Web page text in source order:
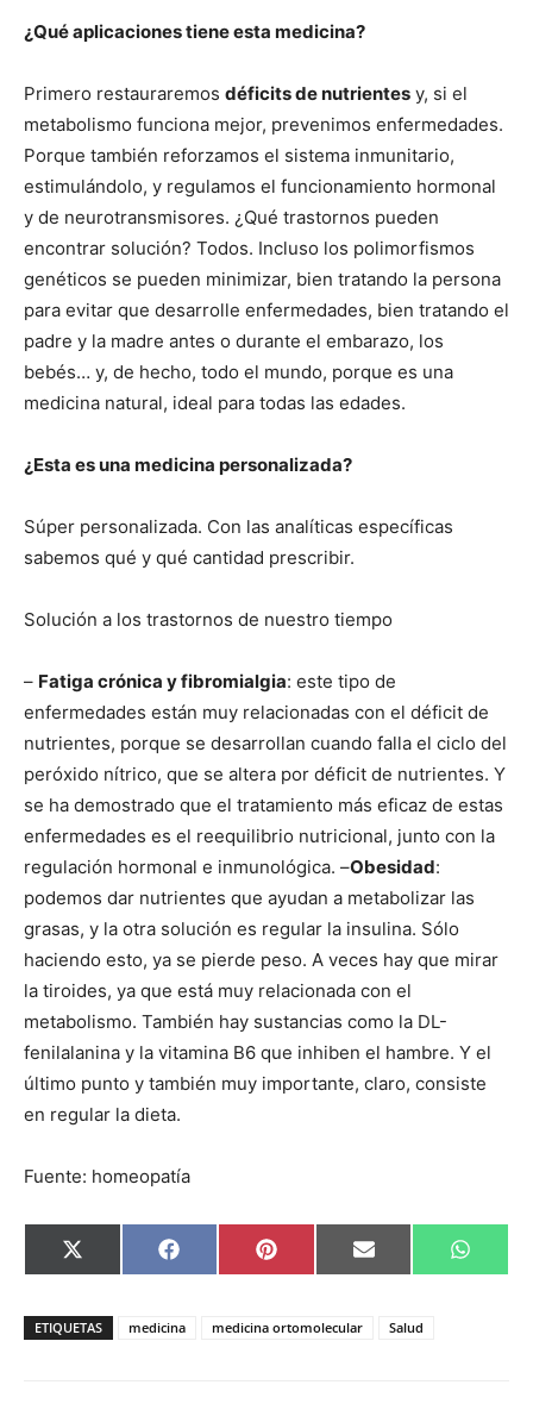
¿Qué aplicaciones tiene esta medicina?
Primero restauraremos déficits de nutrientes y, si el
metabolismo funciona mejor, prevenimos enfermedades.
Porque también reforzamos el sistema inmunitario,
estimulándolo, y regulamos el funcionamiento hormonal
y de neurotransmisores. ¿Qué trastornos pueden
encontrar solución? Todos. Incluso los polimorfismos
genéticos se pueden minimizar, bien tratando la persona
para evitar que desarrolle enfermedades, bien tratando el
padre y la madre antes o durante el embarazo, los
bebés… y, de hecho, todo el mundo, porque es una
medicina natural, ideal para todas las edades.
¿Esta es una medicina personalizada?
Súper personalizada. Con las analíticas específicas
sabemos qué y qué cantidad prescribir.
Solución a los trastornos de nuestro tiempo
– Fatiga crónica y fibromialgia: este tipo de
enfermedades están muy relacionadas con el déficit de
nutrientes, porque se desarrollan cuando falla el ciclo del
peróxido nítrico, que se altera por déficit de nutrientes. Y
se ha demostrado que el tratamiento más eficaz de estas
enfermedades es el reequilibrio nutricional, junto con la
regulación hormonal e inmunológica. –Obesidad:
podemos dar nutrientes que ayudan a metabolizar las
grasas, y la otra solución es regular la insulina. Sólo
haciendo esto, ya se pierde peso. A veces hay que mirar
la tiroides, ya que está muy relacionada con el
metabolismo. También hay sustancias como la DL-
fenilalanina y la vitamina B6 que inhiben el hambre. Y el
último punto y también muy importante, claro, consiste
en regular la dieta.
Fuente: homeopatía
Compartir
en
X
(Twitter)
Compartir
en
Facebook Compartir
en
Pinterest Compartir
en
Email
en
ETIQUETAS medicina medicina ortomolecular Salud